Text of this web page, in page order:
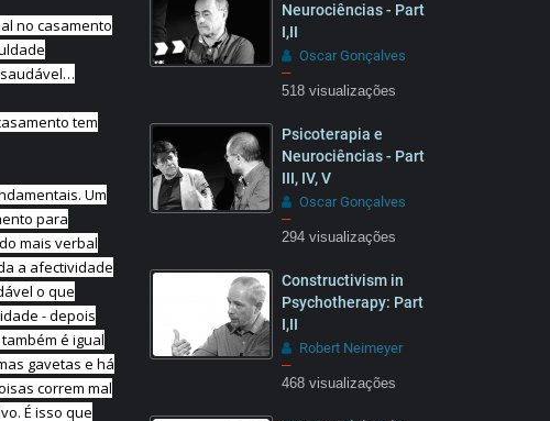
no casamento
tem
Um
para
mais verbal
a afectividade
o que
- depois
é igual
gavetas e há
correm mal
É isso que
Neurociências - Part
I,II
Oscar Gonçalves
–
518 visualizações
Psicoterapia e
Neurociências - Part
III, IV, V
Oscar Gonçalves
–
294 visualizações
Constructivism in
Psychotherapy: Part
I,II
Robert Neimeyer
–
468 visualizações